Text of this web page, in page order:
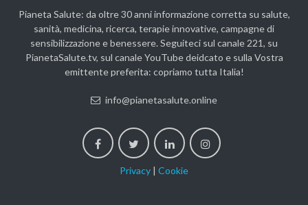
Pianeta Salute: da oltre 30 anni informazione corretta su salute,
sanità, medicina, ricerca, terapie innovative, campagne di
sensibilizzazione e benessere. Seguiteci sul canale 221, su
PianetaSalute.tv, sul canale YouTube deidcato e sulla Vostra
emittente preferita: copriamo tutta Italia!
info@pianetasalute.online
Privacy | Cookie